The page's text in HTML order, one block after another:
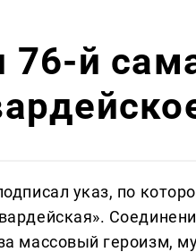
76-й
указ, по
массовый героизм,